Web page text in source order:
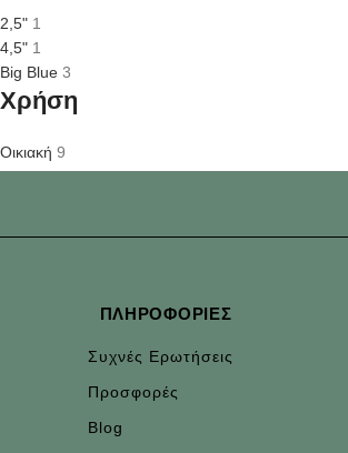
2,5" 1
4,5" 1
Big Blue 3
Χρήση
Οικιακή 9
ΠΛΗΡΟΦΟΡΊΕΣ
Συχνές Ερωτήσεις
Προσφορές
Blog